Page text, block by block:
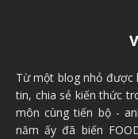
Từ một blog nhỏ được
tin, chia sẻ kiến thức
môn cùng tiến bộ -
năm ấy đã biến